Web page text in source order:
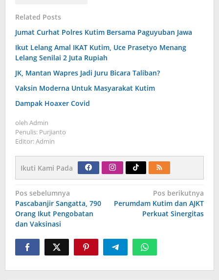
Related Posts
Jumat Curhat Polres Kutim Bersama Paguyuban Jawa
Ikut Lelang Amal IKAT Kutim, Uce Prasetyo Menang
Lelang Senilai 2 Juta Rupiah
JK, Mantan Wapres Jadi Juru Bicara Taliban?
Vaksin Moderna Untuk Masyarakat Kutim
Dampak Hoaxer Covid
oleh Admin
Penulis: Purjianto
Editor: Admin
Ikuti Kami Pada
Navigasi
pos
Pos sebelumnya
Pascabanjir Sangatta, 790
Orang Ikut Pengobatan
dan Vaksinasi
Pos berikutnya
Perumdam Kutim dan AJKT
Perkuat Sinergitas